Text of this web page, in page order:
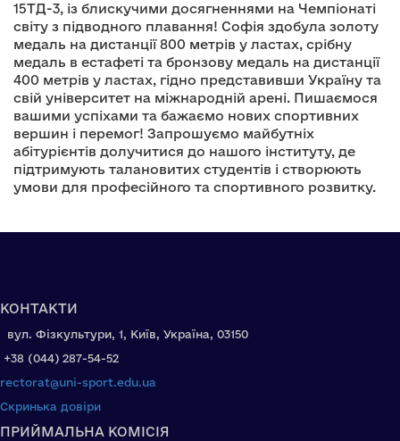
15ТД-3, із блискучими досягненнями на Чемпіонаті
світу з підводного плавання! Софія здобула золоту
медаль на дистанції 800 метрів у ластах, срібну
медаль в естафеті та бронзову медаль на дистанції
400 метрів у ластах, гідно представивши Україну та
свій університет на міжнародній арені. Пишаємося
вашими успіхами та бажаємо нових спортивних
вершин і перемог! Запрошуємо майбутніх
абітурієнтів долучитися до нашого інституту, де
підтримують талановитих студентів і створюють
умови для професійного та спортивного розвитку.
КОНТАКТИ
вул. Фізкультури, 1, Київ, Україна, 03150
+38 (044) 287-54-52
rectorat@uni-sport.edu.ua
Скринька довіри
ПРИЙМАЛЬНА КОМІСІЯ